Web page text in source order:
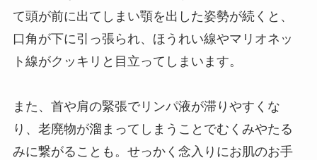
て頭が前に出てしまい顎を出した姿勢が続くと、
口角が下に引っ張られ、ほうれい線やマリオネッ
ト線がクッキリと目立ってしまいます。
また、首や肩の緊張でリンパ液が滞りやすくな
り、老廃物が溜まってしまうことでむくみやたる
みに繋がることも。せっかく念入りにお肌のお手